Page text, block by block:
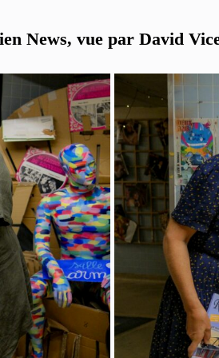
News, vue par David